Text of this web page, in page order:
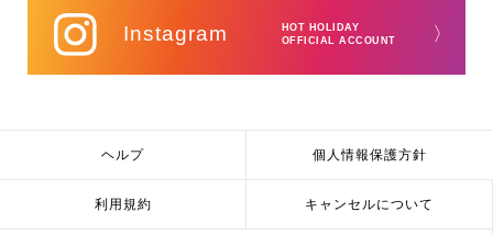
Instagram
HOT HOLIDAY
OFFICIAL ACCOUNT
〉
ヘルプ 個人情報保護方針
利用規約 キャンセルについて